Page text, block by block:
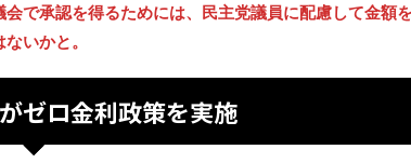
会で承認を得るためには、民主党議員に配慮して金額
ないかと。
ゼロ金利政策を実施